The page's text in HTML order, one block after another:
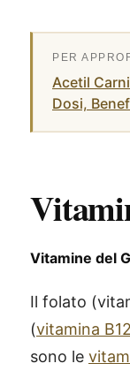
Acetil
Dosi,
Vitamine del
Il folato
(vitamina B12
sono le